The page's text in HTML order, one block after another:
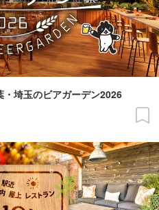
・埼玉のビアガーデン2026